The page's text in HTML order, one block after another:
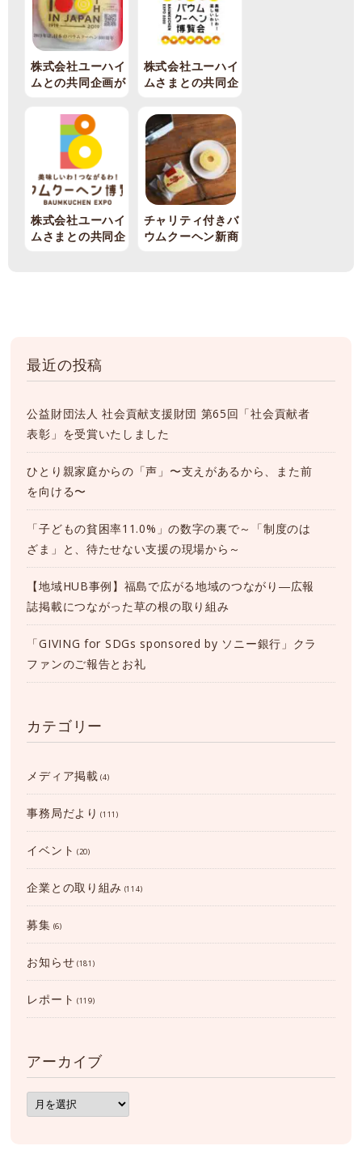
株式会社ユーハイ
ムとの共同企画が
株式会社ユーハイ
ムさまとの共同企
株式会社ユーハイ
ムさまとの共同企
チャリティ付きバ
ウムクーヘン新商
最近の投稿
公益財団法人 社会貢献支援財団 第65回「社会貢献者
表彰」を受賞いたしました
ひとり親家庭からの「声」〜支えがあるから、また前
を向ける〜
「子どもの貧困率11.0%」の数字の裏で～「制度のは
ざま」と、待たせない支援の現場から～
【地域HUB事例】福島で広がる地域のつながり―広報
誌掲載につながった草の根の取り組み
「GIVING for SDGs sponsored by ソニー銀行」クラ
ファンのご報告とお礼
カテゴリー
メディア掲載 (4)
事務局だより (111)
イベント (20)
企業との取り組み (114)
募集 (6)
お知らせ (181)
レポート (119)
アーカイブ
ア
ー
カ